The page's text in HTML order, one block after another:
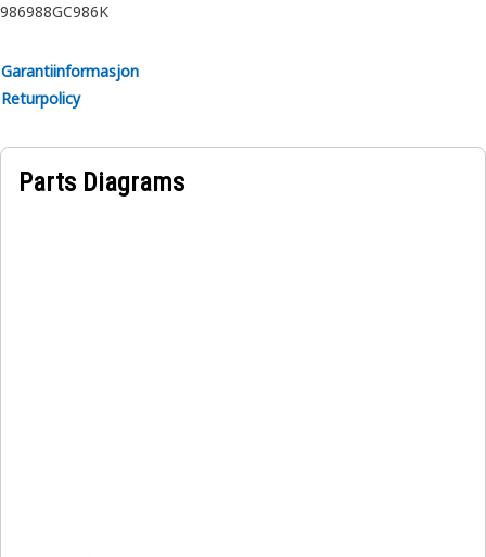
986988GC986K
Garantiinformasjon
Returpolicy
Parts Diagrams